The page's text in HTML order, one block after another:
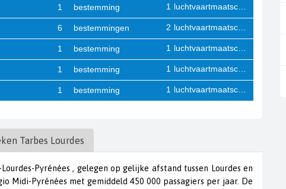
Tarbes Lourdes
Pyrénées , gelegen op gelijke afstand tussen Lourdes en
Midi-Pyrénées met gemiddeld 450 000 passagiers per jaar. De